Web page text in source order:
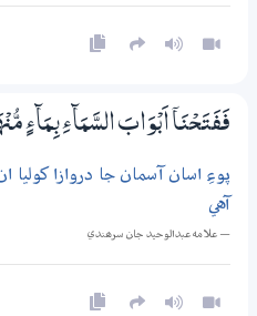
فَفَتَحْنَآ اَبْوَابَ السَّمَاۗءِ بِـمَاۗءٍ
پوءِ اسان آسمان جا دروازا
آهي
— علامه عبدالوحيد جان سرھندي